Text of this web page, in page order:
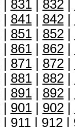
| 831| 832|
| 841| 842|
| 851| 852|
| 861| 862|
| 871| 872|
| 881| 882|
| 891| 892|
| 901| 902|
| 911| 912|